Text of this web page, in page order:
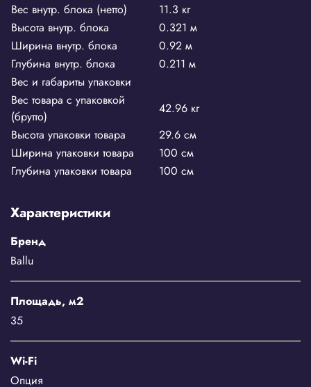
Вес внутр. блока (нетто)
11.3 кг
Высота внутр. блока
0.321 м
Ширина внутр. блока
0.92 м
Глубина внутр. блока
0.211 м
Вес и габариты упаковки
Вес товара с упаковкой
(брутто)
42.96 кг
Высота упаковки товара
29.6 см
Ширина упаковки товара
100 см
Глубина упаковки товара
100 см
Характеристики
Бренд
Ballu
Площадь, м2
35
Wi-Fi
Опция